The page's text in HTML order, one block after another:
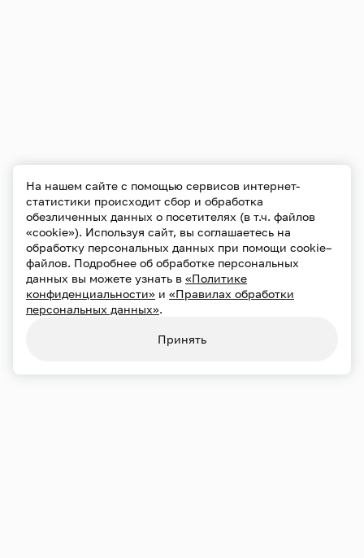
На нашем сайте с помощью сервисов интернет-
статистики происходит сбор и обработка
обезличенных данных о посетителях (в т.ч. файлов
«cookie»). Используя сайт, вы соглашаетесь на
обработку персональных данных при помощи cookie–
файлов. Подробнее об обработке персональных
данных вы можете узнать в «Политике
конфиденциальности» и «Правилах обработки
персональных данных».
Принять